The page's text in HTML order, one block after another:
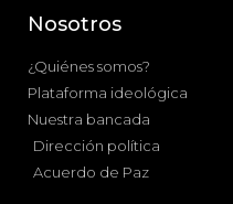
Nosotros
¿Quiénes somos?
Plataforma ideológica
Nuestra bancada
Dirección política
Acuerdo de Paz